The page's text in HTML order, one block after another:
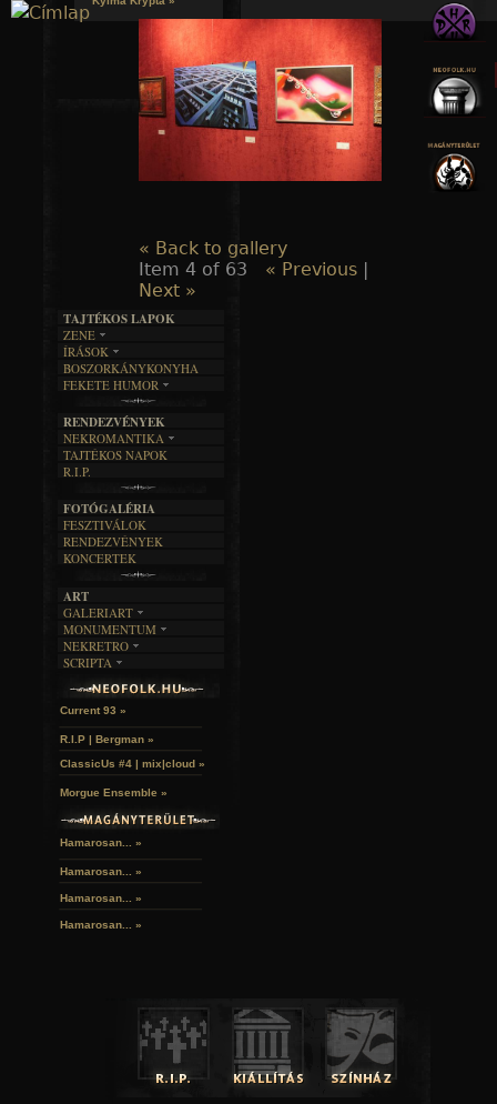
Jump to navigation
« Back to gallery
Item 4 of 63
« Previous
Next »
TAJTÉKOS LAPOK
ZENE
EGYÜTTESEK
INTERJÚK
FORDÍTÁSOK
DALSZÖVEGEK
ÍRÁSOK
IRODALOM
FILM
MŰVÉSZET
ÍRÁSTÖRTÉNET
BOSZORKÁNYKONYHA
FEKETE HUMOR
SZÖVEGES
RENDEZVÉNYEK
NEKROMANTIKA
AKTUÁLIS
A MÚLT
TAJTÉKOS NAPOK
R.I.P.
FOTÓGALÉRIA
FESZTIVÁLOK
RENDEZVÉNYEK
KONCERTEK
ART
GALERIART
ARTGALERI
KÉPREGÉNYEK
LAKÁSKULTS
MONUMENTUM
TEMETŐK
TEMPLOMOK
VÁRAK
HELYEK
NEKRETRO
SZUBKULT
FEKETE LYUK
RELIKVIÁK
SCRIPTA
NOVELLÁK
Current 93 »
R.I.P | Bergman »
ClassicUs #4 | mix|cloud »
Morgue Ensemble »
Hamarosan... »
Hamarosan... »
Hamarosan... »
Hamarosan... »